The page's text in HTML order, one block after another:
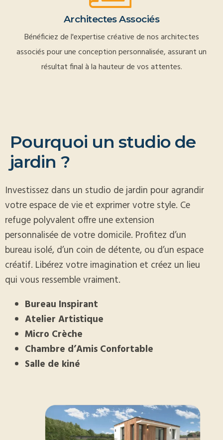
Architectes Associés
Bénéficiez de l'expertise créative de nos architectes
associés pour une conception personnalisée, assurant un
résultat final à la hauteur de vos attentes.
Pourquoi un studio de
jardin ?
Investissez dans un studio de jardin pour agrandir
votre espace de vie et exprimer votre style. Ce
refuge polyvalent offre une extension
personnalisée de votre domicile. Profitez d’un
bureau isolé, d’un coin de détente, ou d’un espace
créatif. Libérez votre imagination et créez un lieu
qui vous ressemble vraiment.
Bureau Inspirant
Atelier Artistique
Micro Crèche
Chambre d’Amis Confortable
Salle de kiné